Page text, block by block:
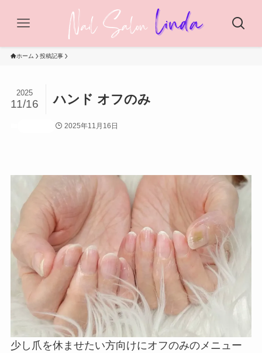
ホーム 投稿記事
ハンド オフのみ
2025
11/16
2025年11月16日
少し爪を休ませたい方向けにオフのみのメニュー